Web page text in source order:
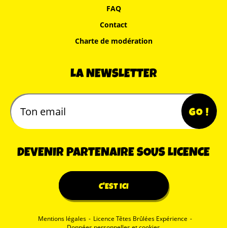
FAQ
Contact
Charte de modération
LA NEWSLETTER
DEVENIR PARTENAIRE SOUS LICENCE
C'EST ICI
Mentions légales - Licence Têtes Brûlées Expérience -